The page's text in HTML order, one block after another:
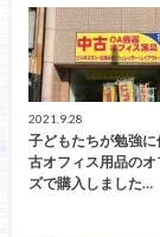
2021.9.28
子どもたちが勉強
古オフィス用品の
ズで購入しました…